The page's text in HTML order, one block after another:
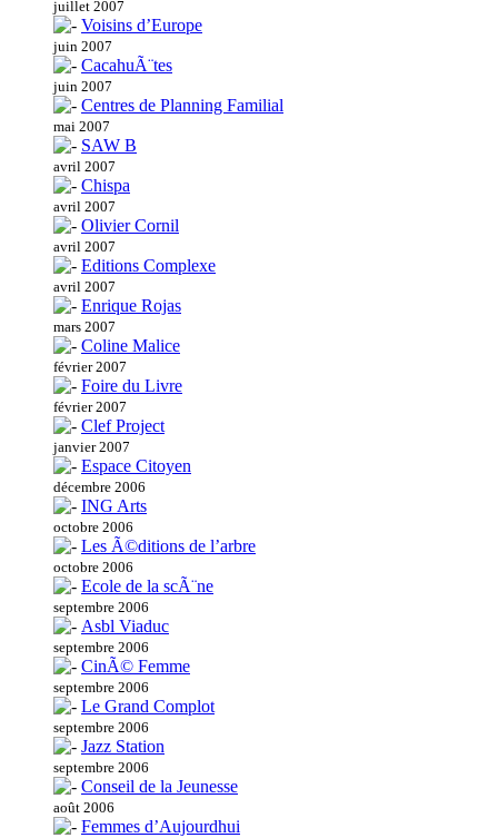
juillet 2007
Voisins d’Europe
juin 2007
CacahuÃ¨tes
juin 2007
Centres de Planning Familial
mai 2007
SAW B
avril 2007
Chispa
avril 2007
Olivier Cornil
avril 2007
Editions Complexe
avril 2007
Enrique Rojas
mars 2007
Coline Malice
février 2007
Foire du Livre
février 2007
Clef Project
janvier 2007
Espace Citoyen
décembre 2006
ING Arts
octobre 2006
Les Ã©ditions de l’arbre
octobre 2006
Ecole de la scÃ¨ne
septembre 2006
Asbl Viaduc
septembre 2006
CinÃ© Femme
septembre 2006
Le Grand Complot
septembre 2006
Jazz Station
septembre 2006
Conseil de la Jeunesse
août 2006
Femmes d’Aujourdhui